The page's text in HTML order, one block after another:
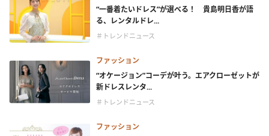
“一番着たいドレス”が選べる！ 貴島明日香が語
る、レンタルドレ...
＃トレンドニュース
ファッション
“オケージョン”コーデが叶う。エアクローゼットが
新ドレスレンタ...
＃トレンドニュース
ファッション